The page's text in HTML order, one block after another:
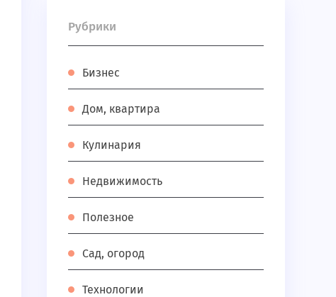
Рубрики
Бизнес
Дом, квартира
Кулинария
Недвижимость
Полезное
Сад, огород
Технологии